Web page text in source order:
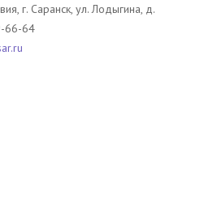
г. Саранск, ул. Лодыгина, д.
66-64